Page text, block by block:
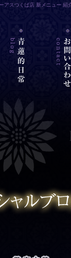
アスつくば店 新メニュー 紹